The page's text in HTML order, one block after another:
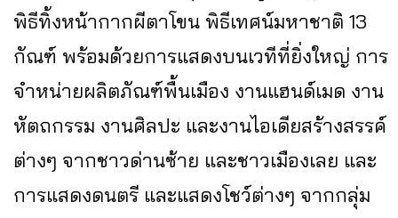
พิธีทิ้งหน้ากากผีตาโขน พิธีเทศน์มหาชาติ 13
กัณฑ์ พร้อมด้วยการแสดงบนเวทีที่ยิ่งใหญ่ การ
จำหน่ายผลิตภัณฑ์พื้นเมือง งานแฮนด์เมด งาน
หัตถกรรม งานศิลปะ และงานไอเดียสร้างสรรค์
ต่างๆ จากชาวด่านซ้าย และชาวเมืองเลย และ
การแสดงดนตรี และแสดงโชว์ต่างๆ จากกลุ่ม